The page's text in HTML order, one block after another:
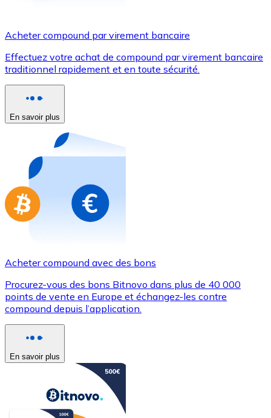
Utilisez les cartes Visa et Mastercard pour acheter
Acheter avec carte
Nouveau
Achetez des cartes-cadeaux de vos marques
Aller à la boutique de cartes-cadeaux
Acheter compound par virement bancaire
Effectuez votre achat de compound par virement bancaire
traditionnel rapidement et en toute sécurité.
En savoir plus
Acheter compound avec des bons
Procurez-vous des bons Bitnovo dans plus de 40 000
points de vente en Europe et échangez-les contre
compound depuis l’application.
En savoir plus